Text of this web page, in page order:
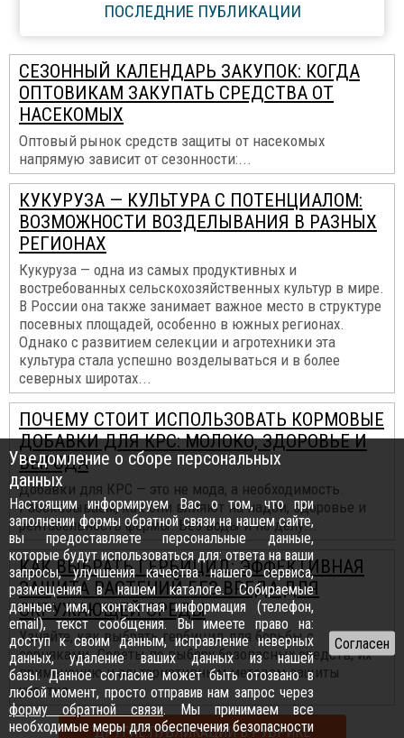
ПОСЛЕДНИЕ ПУБЛИКАЦИИ
СЕЗОННЫЙ КАЛЕНДАРЬ ЗАКУПОК: КОГДА
ОПТОВИКАМ ЗАКУПАТЬ СРЕДСТВА ОТ
НАСЕКОМЫХ
Оптовый рынок средств защиты от насекомых
напрямую зависит от сезонности:...
КУКУРУЗА — КУЛЬТУРА С ПОТЕНЦИАЛОМ:
ВОЗМОЖНОСТИ ВОЗДЕЛЫВАНИЯ В РАЗНЫХ
РЕГИОНАХ
Кукуруза — одна из самых продуктивных и
востребованных сельскохозяйственных культур в мире.
В России она также занимает важное место в структуре
посевных площадей, особенно в южных регионах.
Однако с развитием селекции и агротехники эта
культура стала успешно возделываться и в более
северных широтах...
ПОЧЕМУ СТОИТ ИСПОЛЬЗОВАТЬ КОРМОВЫЕ
ДОБАВКИ ДЛЯ КРС: МОЛОКО, ЗДОРОВЬЕ И
ВЫГОДА
Добавки для КРС — это не мода, а необходимость.
Рассказываем, как они влияют на надои, здоровье и
рентабельность фермы. Без воды и по делу...
КАК ВЫБРАТЬ ГЕРБИЦИД: ЭФФЕКТИВНАЯ
ЗАЩИТА РАСТЕНИЙ БЕЗ ВРЕДА ДЛЯ
ОКРУЖАЮЩЕЙ СРЕДЫ
Узнайте, как выбрать гербицид для борьбы с
сорняками. Советы по выбору безопасных средств, их
применению и альтернативным методам защиты
участка...
ДРУГИЕ ПУБЛИКАЦИИ В РУБРИКЕ
Уведомление о сборе персональных
данных
Настоящим информируем Вас о том, что при
заполнении формы обратной связи на нашем сайте,
вы предоставляете персональные данные,
которые будут использоваться для: ответа на ваши
запросы, улучшения качества нашего сервиса,
размещения в нашем каталоге. Собираемые
данные: имя, контактная информация (телефон,
email), текст сообщения. Вы имеете право на:
доступ к своим данным, исправление неверных
данных, удаление ваших данных из нашей
базы. Данное согласие может быть отозвано в
любой момент, просто отправив нам запрос через
форму обратной связи. Мы принимаем все
необходимые меры для обеспечения безопасности